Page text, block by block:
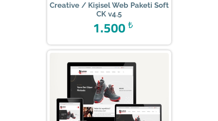
Creative / Kişisel Web Paketi Soft
CK v4.5
₺
1.500